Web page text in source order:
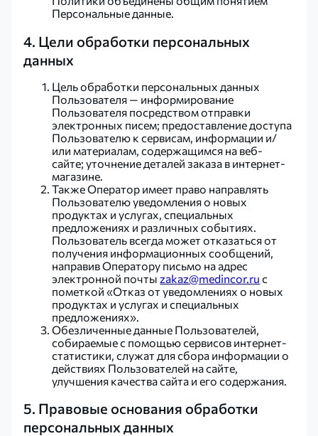
Персональные данные.
4. Цели обработки персональных
данных
Цель обработки персональных данных
Пользователя — информирование
Пользователя посредством отправки
электронных писем; предоставление доступа
Пользователю к сервисам, информации и/
или материалам, содержащимся на веб-
сайте; уточнение деталей заказа в интернет-
магазине.
Также Оператор имеет право направлять
Пользователю уведомления о новых
продуктах и услугах, специальных
предложениях и различных событиях.
Пользователь всегда может отказаться от
получения информационных сообщений,
направив Оператору письмо на адрес
электронной почтыzakaz@medincor.ru с
пометкой «Отказ от уведомлениях о новых
продуктах и услугах и специальных
предложениях».
Обезличенные данные Пользователей,
собираемые с помощью сервисов интернет-
статистики, служат для сбора информации о
действиях Пользователей на сайте,
улучшения качества сайта и его содержания.
5. Правовые основания обработки
персональных данных